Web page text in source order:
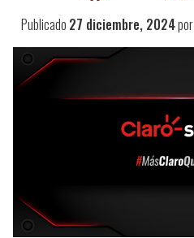
Publicado 27 diciembre, 2024por